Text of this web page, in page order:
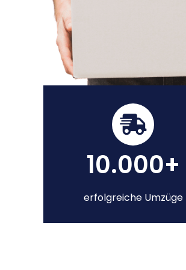
10.000+
erfolgreiche Umzüge